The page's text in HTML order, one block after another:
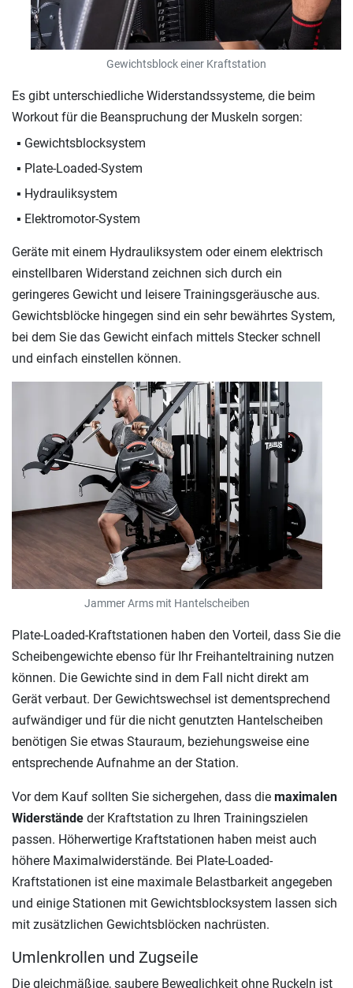
Gewichtsblock einer Kraftstation
Es gibt unterschiedliche Widerstandssysteme, die beim
Workout für die Beanspruchung der Muskeln sorgen:
Gewichtsblocksystem
Plate-Loaded-System
Hydrauliksystem
Elektromotor-System
Geräte mit einem Hydrauliksystem oder einem elektrisch
einstellbaren Widerstand zeichnen sich durch ein
geringeres Gewicht und leisere Trainingsgeräusche aus.
Gewichtsblöcke hingegen sind ein sehr bewährtes System,
bei dem Sie das Gewicht einfach mittels Stecker schnell
und einfach einstellen können.
Jammer Arms mit Hantelscheiben
Plate-Loaded-Kraftstationen haben den Vorteil, dass Sie die
Scheibengewichte ebenso für Ihr Freihanteltraining nutzen
können. Die Gewichte sind in dem Fall nicht direkt am
Gerät verbaut. Der Gewichtswechsel ist dementsprechend
aufwändiger und für die nicht genutzten Hantelscheiben
benötigen Sie etwas Stauraum, beziehungsweise eine
entsprechende Aufnahme an der Station.
Vor dem Kauf sollten Sie sichergehen, dass die maximalen
Widerstände der Kraftstation zu Ihren Trainingszielen
passen. Höherwertige Kraftstationen haben meist auch
höhere Maximalwiderstände. Bei Plate-Loaded-
Kraftstationen ist eine maximale Belastbarkeit angegeben
und einige Stationen mit Gewichtsblocksystem lassen sich
mit zusätzlichen Gewichtsblöcken nachrüsten.
Umlenkrollen und Zugseile
Die gleichmäßige, saubere Beweglichkeit ohne Ruckeln ist